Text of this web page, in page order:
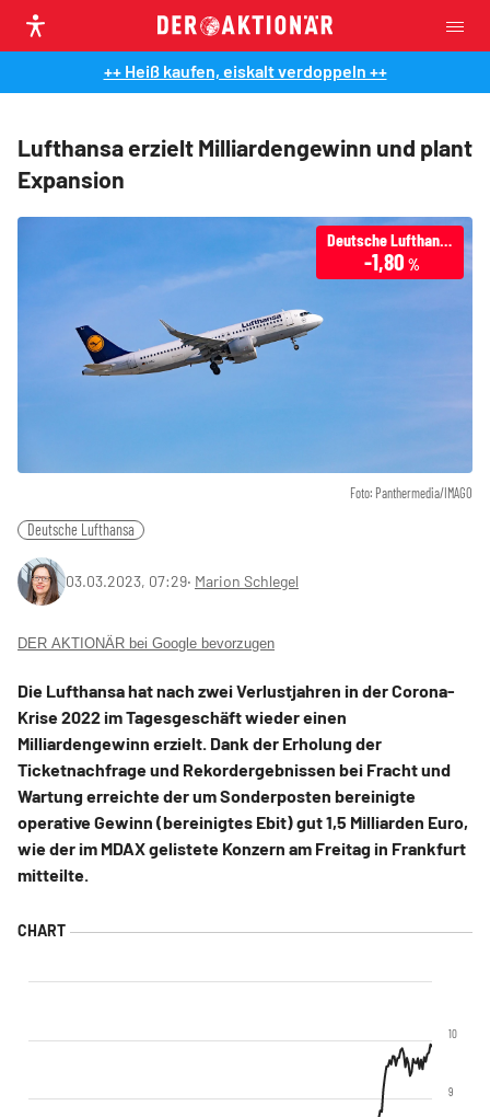
++ Heiß kaufen, eiskalt verdoppeln ++
Lufthansa erzielt Milliardengewinn und plant
Expansion
Foto: Panthermedia/IMAGO
Deutsche Lufthansa
-1,80 %
Deutsche Lufthansa
03.03.2023, 07:29‧ Marion Schlegel
DER AKTIONÄR bei Google bevorzugen
Die Lufthansa hat nach zwei Verlustjahren in der Corona-
Krise 2022 im Tagesgeschäft wieder einen
Milliardengewinn erzielt. Dank der Erholung der
Ticketnachfrage und Rekordergebnissen bei Fracht und
Wartung erreichte der um Sonderposten bereinigte
operative Gewinn (bereinigtes Ebit) gut 1,5 Milliarden Euro,
wie der im MDAX gelistete Konzern am Freitag in Frankfurt
mitteilte.
9
10